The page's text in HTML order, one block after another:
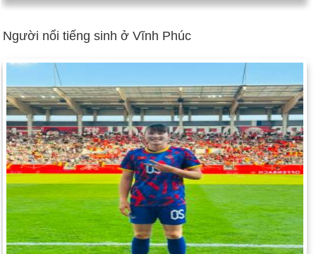
Người nổi tiếng sinh ở Vĩnh Phúc